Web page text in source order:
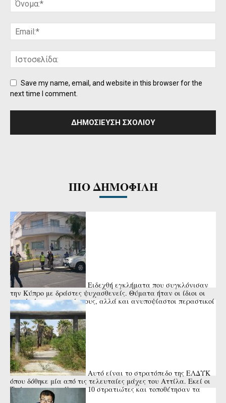
Save my name, email, and website in this browser for the
next time I comment.
ΠΙΟ ΔΗΜΟΦΙΛΗ
Ειδεχθή εγκλήματα που συγκλόνισαν
την Κύπρο με δράστες ψυχασθενείς. Θύματα ήταν οι ίδιοι οι
γονείς ή οι συγγενείς τους, αλλά και ανυποψίαστοι περαστικοί
ή μικρά ...
Αυτό είναι το στρατόπεδο της ΕΛΔΥΚ
όπου δόθηκε μία από τις τελευταίες μάχες του Αττίλα. Εκεί οι
Τούρκοι αποκεφάλισαν 10 στρατιώτες και τοποθέτησαν τα
κεφάλια ...